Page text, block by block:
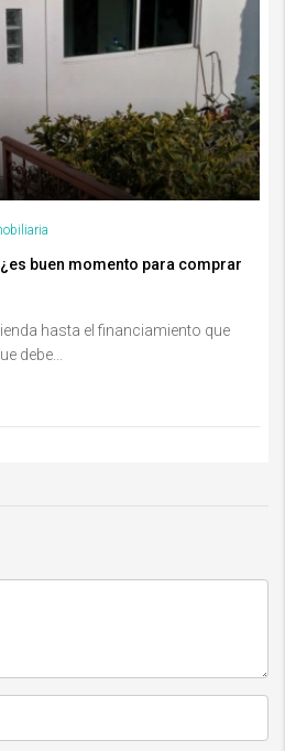
buen momento para comprar
hasta el financiamiento que
debe...